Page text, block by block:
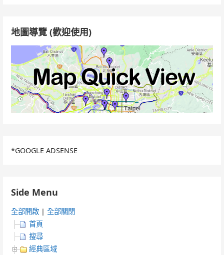
地圖導覽 (歡迎使用)
*GOOGLE ADSENSE
Side Menu
全部開啟 |全部關閉
首頁
搜尋
經典區域